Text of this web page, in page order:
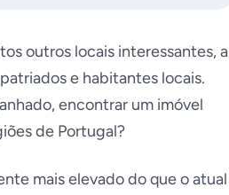
outros locais interessantes, a
e habitantes locais.
encontrar um imóvel
de Portugal?
mais elevado do que o atual